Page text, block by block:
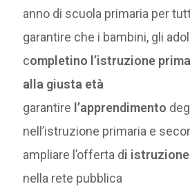
anno di scuola primaria per
garantire che i bambini, gli
completino l’istruzione
alla giusta età
garantire l’apprendimento
nell’istruzione primaria e
ampliare l’offerta di
nella rete pubblica